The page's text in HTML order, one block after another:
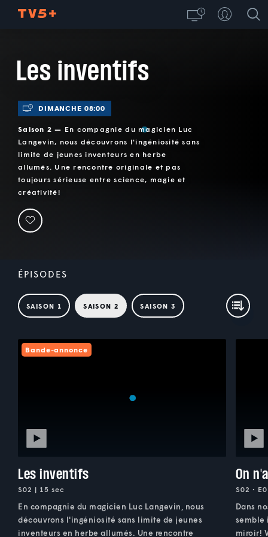
Les inventifs
DIMANCHE 08:00
Saison 2 — En compagnie du magicien Luc
Langevin, nous découvrons l'ingéniosité sans
limite de jeunes inventeurs en herbe
allumés. Une rencontre originale et pas
toujours sérieuse entre science, magie et
créativité!
ÉPISODES
SAISON 1 SAISON 2 SAISON 3
Bande-annonce
Les inventifs
S02 | 15 sec
En compagnie du magicien Luc Langevin, nous
découvrons l'ingéniosité sans limite de jeunes
inventeurs en herbe allumés. Une rencontre
On
S02 •
Dans
semble
miroir!